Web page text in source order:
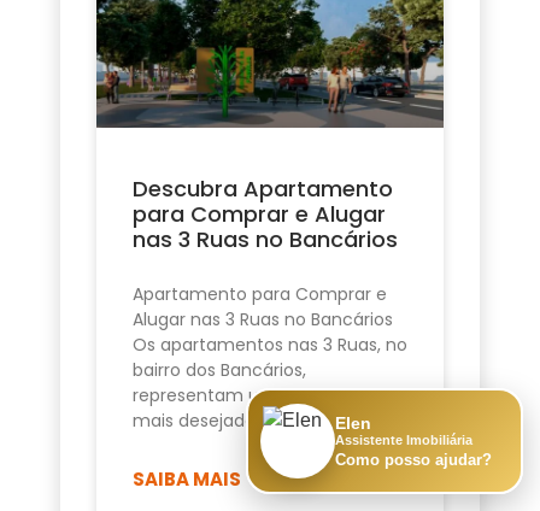
Descubra Apartamento
para Comprar e Alugar
nas 3 Ruas no Bancários
Apartamento para Comprar e
Alugar nas 3 Ruas no Bancários
Os apartamentos nas 3 Ruas, no
bairro dos Bancários,
representam uma das opções
mais desejadas de
SAIBA MAIS
Elen
Assistente Imobiliária
Como posso ajudar?